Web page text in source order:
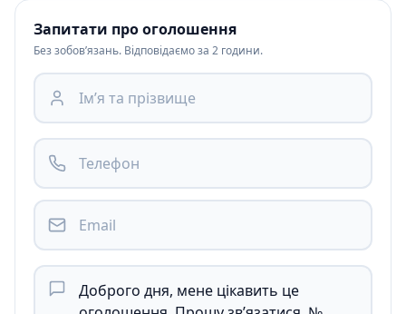
Запитати про оголошення
Без зобов’язань. Відповідаємо за 2 години.